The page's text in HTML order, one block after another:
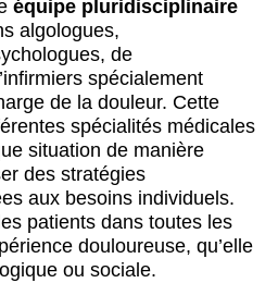
équipe pluridisciplinaire
algologues,
de
spécialement
de la douleur. Cette
spécialités médicales
situation de manière
des stratégies
aux besoins individuels.
patients dans toutes les
douloureuse, qu’elle
ou sociale.